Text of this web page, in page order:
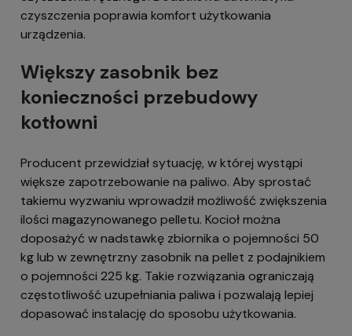
czyszczenia poprawia komfort użytkowania
urządzenia.
Większy zasobnik bez
konieczności przebudowy
kotłowni
Producent przewidział sytuację, w której wystąpi
większe zapotrzebowanie na paliwo. Aby sprostać
takiemu wyzwaniu wprowadził możliwość zwiększenia
ilości magazynowanego pelletu. Kocioł można
doposażyć w nadstawkę zbiornika o pojemności 50
kg lub w zewnętrzny zasobnik na pellet z podajnikiem
o pojemności 225 kg. Takie rozwiązania ograniczają
częstotliwość uzupełniania paliwa i pozwalają lepiej
dopasować instalację do sposobu użytkowania.